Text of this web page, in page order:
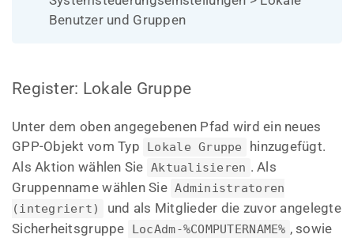
Benutzer und Gruppen
Register: Lokale Gruppe
Unter dem oben angegebenen Pfad wird ein neues
GPP-Objekt vom Typ
Lokale Gruppe
hinzugefügt.
Als Aktion wählen Sie Aktualisieren . Als
Gruppenname wählen Sie Administratoren
(integriert)
und als Mitglieder die zuvor angelegte
Sicherheitsgruppe
LocAdm-%COMPUTERNAME% , sowie